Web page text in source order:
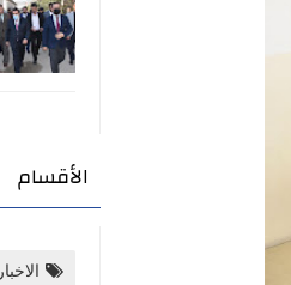
الأقسام
الاخبار